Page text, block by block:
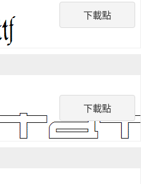
下載點
下載點